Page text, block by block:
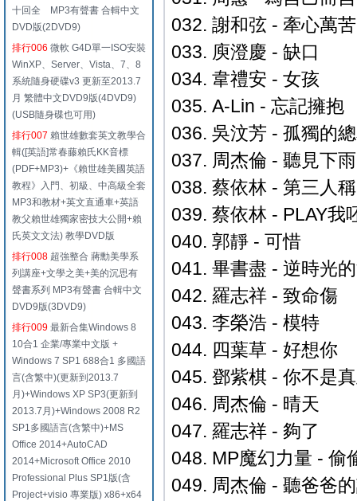
十回全 MP3有聲書 合輯中文
DVD版(2DVD9)
排行006 微軟 G4D單一ISO安裝
WinXP、Server、Vista、7、8
系統隨身硬碟v3 更新至2013.7
月 繁體中文DVD9版(4DVD9)
(USB隨身碟也可用)
排行007 賴世雄數套英文教學合
輯([英語]常春藤賴氏KK音標
(PDF+MP3)+《賴世雄美國英語
教程》入門、初級、中高級全套
MP3和教材+英文直通車+英語
教父賴世雄獨家密技大公開+賴
氏英文文法) 教學DVD版
排行008 超強整合 蔣勳美學系
列講座+文學之美+美的沉思有
聲書系列 MP3有聲書 合輯中文
DVD9版(3DVD9)
排行009 最新合集Windows 8
10合1 企業/專業中文版 +
Windows 7 SP1 688合1 多國語
言(含繁中)(更新到2013.7
月)+Windows XP SP3(更新到
2013.7月)+Windows 2008 R2
SP1多國語言(含繁中)+MS
Office 2014+AutoCAD
2014+Microsoft Office 2010
Professional Plus SP1版(含
Project+visio 專業版) x86+x64
032. 謝和弦 - 牽心萬苦
033. 庾澄慶 - 缺口
034. 韋禮安 - 女孩
035. A-Lin - 忘記擁抱
036. 吳汶芳 - 孤獨的
037. 周杰倫 - 聽見下
038. 蔡依林 - 第三人稱
039. 蔡依林 - PLAY我
040. 郭靜 - 可惜
041. 畢書盡 - 逆時光
042. 羅志祥 - 致命傷
043. 李榮浩 - 模特
044. 四葉草 - 好想你
045. 鄧紫棋 - 你不是
046. 周杰倫 - 晴天
047. 羅志祥 - 夠了
048. MP魔幻力量 - 偷
049. 周杰倫 - 聽爸爸